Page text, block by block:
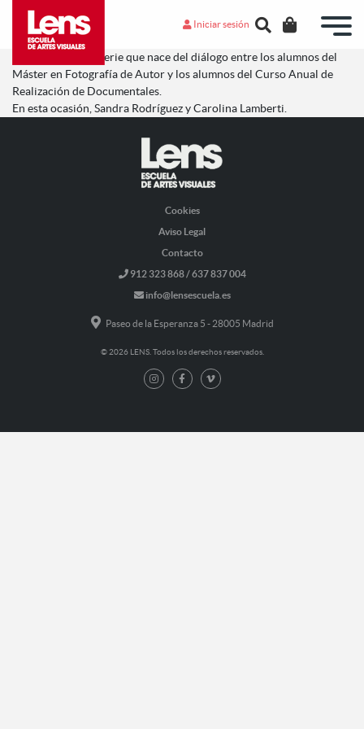
Iniciar sesión
Número F es una serie que nace del diálogo entre los alumnos del
Máster en Fotografía de Autor y los alumnos del Curso Anual de
Realización de Documentales.
En esta ocasión, Sandra Rodríguez y Carolina Lamberti.
Cookies
Aviso Legal
Contacto
912 323 868 / 637 837 004
info@lensescuela.es
Paseo de la Esperanza 5 - 28005 Madrid
© 2026 LENS. Todos los derechos reservados.